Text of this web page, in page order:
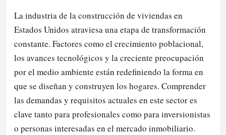
La industria de la construcción de viviendas en
Estados Unidos atraviesa una etapa de transformación
constante. Factores como el crecimiento poblacional,
los avances tecnológicos y la creciente preocupación
por el medio ambiente están redefiniendo la forma en
que se diseñan y construyen los hogares. Comprender
las demandas y requisitos actuales en este sector es
clave tanto para profesionales como para inversionistas
o personas interesadas en el mercado inmobiliario.